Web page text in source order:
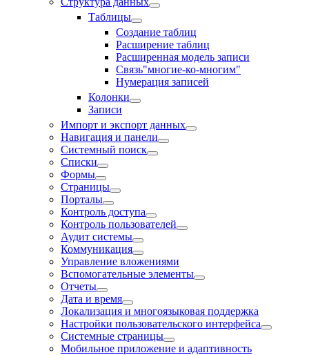
Таблицы
Создание таблиц
Расширение таблиц
Расширенная модель записи
Связь"многие-ко-многим"
Нумерация записей
Колонки
Записи
Импорт и экспорт данных
Навигация и панели
Системный поиск
Списки
Формы
Страницы
Порталы
Контроль доступа
Контроль пользователей
Аудит системы
Коммуникация
Управление вложениями
Вспомогательные элементы
Отчеты
Дата и время
Локализация и многоязыковая поддержка
Настройки пользовательского интерфейса
Системные страницы
Мобильное приложение и адаптивность